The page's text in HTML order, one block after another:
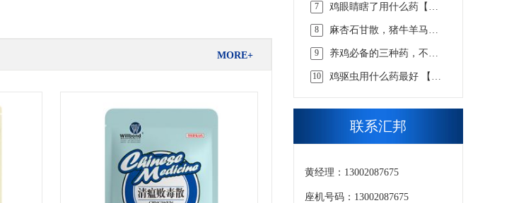
MORE+
药】
7
鸡眼睛瞎了用什么药【汇
8
麻杏石甘散，猪牛羊马兔
9
养鸡必备的三种药，不知
10
鸡驱虫用什么药最好 【汇
联系汇邦
黄经理：13002087675
座机号码：13002087675